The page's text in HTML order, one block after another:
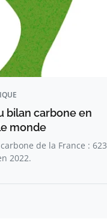
bilan carbone en
monde
de la France : 623
2022.